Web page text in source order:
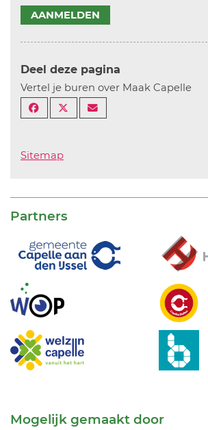
AANMELDEN
Deel deze pagina
Vertel je buren over Maak Capelle
Sitemap
Partners
Mogelijk gemaakt door